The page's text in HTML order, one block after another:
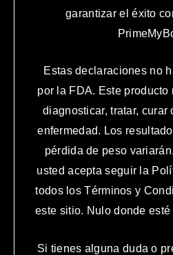
garantizar el éxito
Estas declaraciones no
por la FDA. Este producto
diagnosticar, tratar, curar
enfermedad. Los
pérdida de peso
usted acepta seguir la
todos los Términos y
este sitio. Nulo donde
Si tienes alguna duda o